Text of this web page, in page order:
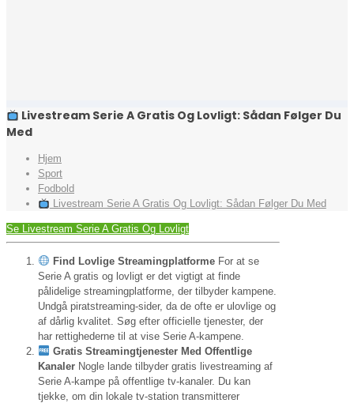
Livestream Serie A Gratis Og Lovligt: Sådan Følger Du
Med
Hjem
Sport
Fodbold
Livestream Serie A Gratis Og Lovligt: Sådan Følger Du Med
Se Livestream Serie A Gratis Og Lovligt
Find Lovlige StreamingplatformeFor at se
Serie A gratis og lovligt er det vigtigt at finde
pålidelige streamingplatforme, der tilbyder kampene.
Undgå piratstreaming-sider, da de ofte er ulovlige og
af dårlig kvalitet. Søg efter officielle tjenester, der
har rettighederne til at vise Serie A-kampene.
Gratis Streamingtjenester Med Offentlige
Kanaler Nogle lande tilbyder gratis livestreaming af
Serie A-kampe på offentlige tv-kanaler. Du kan
tjekke, om din lokale tv-station transmitterer